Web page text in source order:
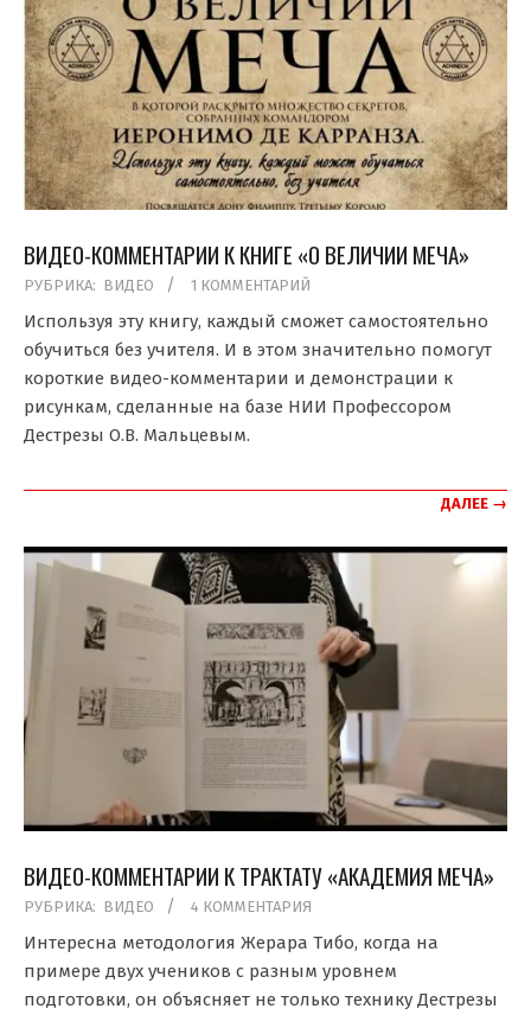
ВИДЕО-КОММЕНТАРИИ К КНИГЕ «О ВЕЛИЧИИ МЕЧА»
2019-
26
РУБРИКА: ВИДЕО 1 КОММЕНТАРИЙ
Используя эту книгу, каждый сможет самостоятельно
обучиться без учителя. И в этом значительно помогут
короткие видео-комментарии и демонстрации к
рисункам, сделанные на базе НИИ Профессором
Дестрезы О.В. Мальцевым.
ДАЛЕЕ →
ВИДЕО-КОММЕНТАРИИ К ТРАКТАТУ «АКАДЕМИЯ МЕЧА»
2019-
05-
РУБРИКА: ВИДЕО 4 КОММЕНТАРИЯ
Интересна методология Жерара Тибо, когда на
примере двух учеников с разным уровнем
подготовки, он объясняет не только технику Дестрезы